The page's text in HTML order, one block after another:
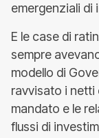
emergenziali di
E le case di
sempre
modello di
ravvisato i netti
mandato e le
flussi di